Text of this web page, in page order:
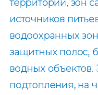
территорий, зон
источников
водоохранных
защитных полос,
водных объектов.
подтопления, на